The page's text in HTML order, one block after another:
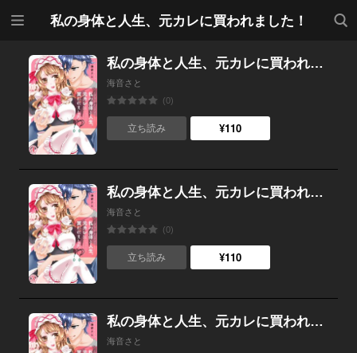
私の身体と人生、元カレに買われました！
検索
私の身体と人生、元カレに買われました！ （4）
海音さと
(0)
立ち読み ¥110
私の身体と人生、元カレに買われました！ （3）
海音さと
(0)
立ち読み ¥110
私の身体と人生、元カレに買われました！ （2）
海音さと